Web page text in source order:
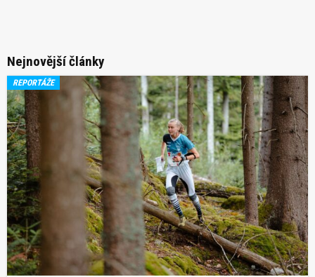
Nejnovější články
REPORTÁŽE